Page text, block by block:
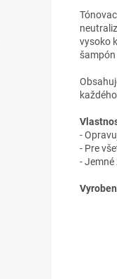
vysoko
-
- Pre
- Jemné